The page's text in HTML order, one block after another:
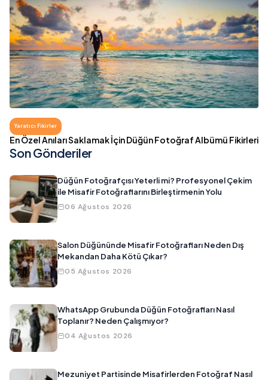
Yaratıcı Fikirler
En Özel Anıları Saklamak İçin Düğün Fotoğraf Albümü Fikirleri
Son Gönderiler
Düğün Fotoğrafçısı Yeterli mi? Profesyonel Çekim
ile Misafir Fotoğraflarını Birleştirmenin Yolu
06 Ağustos 2026
Salon Düğününde Misafir Fotoğrafları Neden Dış
Mekandan Daha Kötü Çıkar?
05 Ağustos 2026
WhatsApp Grubunda Düğün Fotoğrafları Nasıl
Toplanır? Neden Çalışmıyor?
04 Ağustos 2026
Mezuniyet Partisinde Misafirlerden Fotoğraf Nasıl